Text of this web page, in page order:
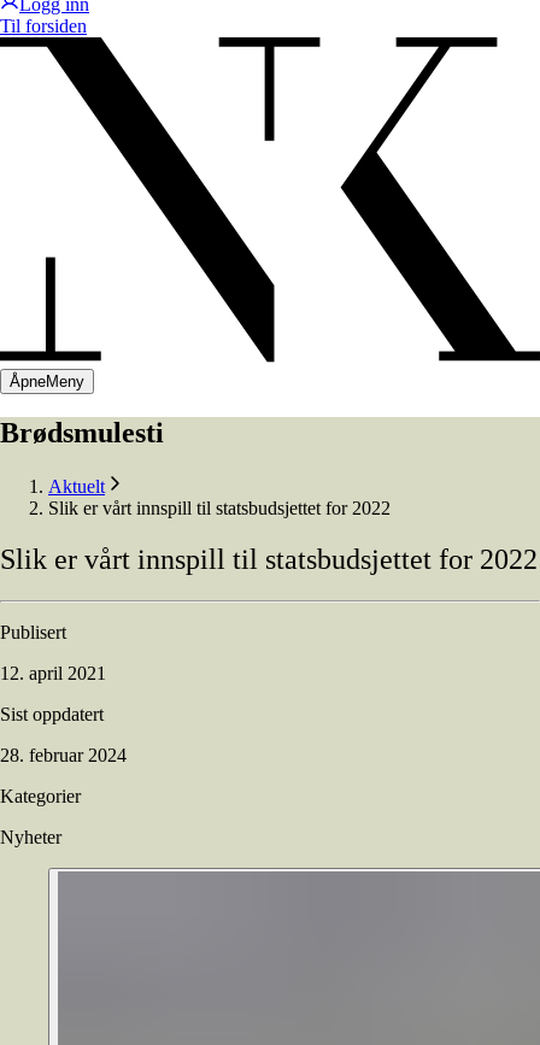
Logg inn
Til forsiden
ÅpneMeny
Brødsmulesti
Aktuelt
Slik er vårt innspill til statsbudsjettet for 2022
Slik er vårt innspill til statsbudsjettet for 2022
Publisert
12. april 2021
Sist oppdatert
28. februar 2024
Kategorier
Nyheter